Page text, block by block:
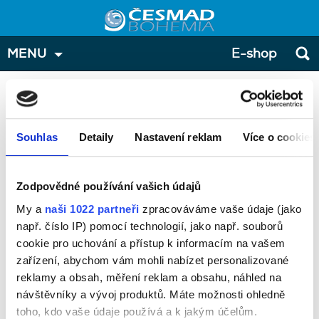
Souhlas Detaily Nastavení reklam Více o cookies
Zodpovědné používání vašich údajů
My a naši 1022 partneři zpracováváme vaše údaje (jako
např. číslo IP) pomocí technologií, jako např. souborů
cookie pro uchování a přístup k informacím na vašem
zařízení, abychom vám mohli nabízet personalizované
reklamy a obsah, měření reklam a obsahu, náhled na
návštěvníky a vývoj produktů. Máte možnosti ohledně
toho, kdo vaše údaje používá a k jakým účelům.
Přihláška - účastníci
Zde prosím zadejte osoby, které přihlašujete na školení. V
tlačítkem "přidat účastníka".
ADR pro ostatní osoby (odborné školení)
Termín:
18.12.2026
Místo konání:
ČESMAD BOHEMIA uč.1, Ústí nad Labem, U Trati 10, 40001
Cena:
MENU E-shop